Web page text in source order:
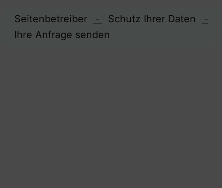
Beiträge
Seitenbetreiber - Schutz Ihrer Daten
-
Ihre Anfrage senden